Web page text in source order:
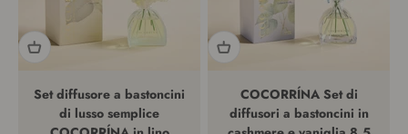
Set diffusore a bastoncini
di lusso semplice
COCORRÍNA Set di
diffusori a bastoncini in